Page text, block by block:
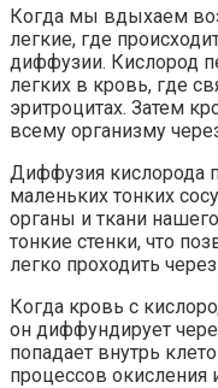
Когда мы вдыхаем
легкие, где
диффузии. Кислород
легких в кровь, где
эритроцитах. Затем
всему организму
Диффузия кислорода
маленьких тонких
органы и ткани
тонкие стенки, что
легко проходить
Когда кровь с
он диффундирует
попадает внутрь
процессов окисления